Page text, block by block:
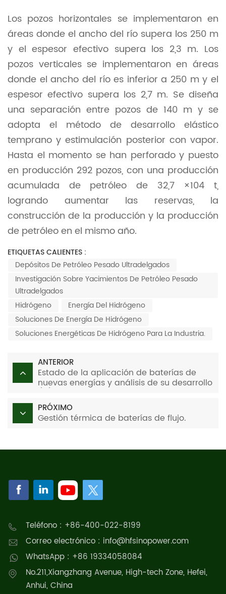
Los pozos horizontales se implementaron en
áreas donde el ancho del río supera los 250 m
y el espesor efectivo supera los 2,3 m. Los
pozos verticales se implementaron en áreas
donde el ancho del río es inferior a 250 m y el
espesor efectivo supera los 2,7 m. Se diseña
una separación entre pozos de 140 m y se
adopta el método de desarrollo elástico
temprano y estimulación posterior con vapor.
Hasta el momento se han perforado y puesto
en producción 292 pozos, con una producción
acumulada de petróleo de 32,7 ×104 t,
logrando aumentar las reservas, la
construcción de la producción y la producción
de petróleo en el mismo año.
ETIQUETAS CALIENTES :
Depósitos De Petróleo Pesado Ultradelgados
Investigación Sobre Yacimientos De Petróleo Pesado
Ultradelgados
Hidrógeno
Energía Del Hidrógeno
Soluciones De Energía De Hidrógeno
Soluciones Energéticas De Hidrógeno Para La Industria.
ANTERIOR
Estado de la aplicación de baterías de
nuevas energías y análisis de su desarrollo
PRÓXIMO
Gestión térmica de baterías de flujo.
Teléfono : +86-400-022-8199
Correo electrónico : info@hfsinopower.com
WhatsApp : +86 19334058084
No.211,Xiangzhang Avenue, High-tech Zone, Hefei,
Anhui, China